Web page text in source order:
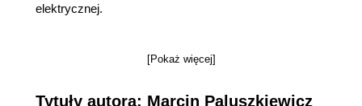
elektrycznej.
[Pokaż więcej]
Tytuły autora: Marcin Paluszkiewicz